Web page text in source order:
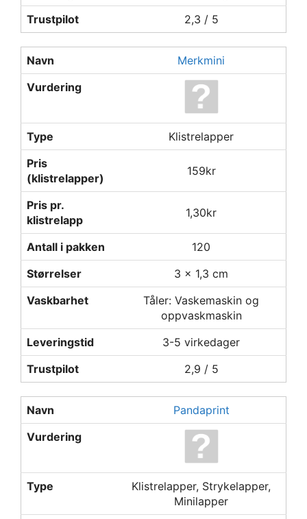
Trustpilot
2,3 / 5
Navn
Merkmini
Vurdering
Type
Klistrelapper
Pris
(klistrelapper)
159kr
Pris pr.
klistrelapp
1,30kr
Antall i pakken
120
Størrelser
3 x 1,3 cm
Vaskbarhet
Tåler: Vaskemaskin og
oppvaskmaskin
Leveringstid
3-5 virkedager
Trustpilot
2,9 / 5
Navn
Pandaprint
Vurdering
Type
Klistrelapper, Strykelapper,
Minilapper